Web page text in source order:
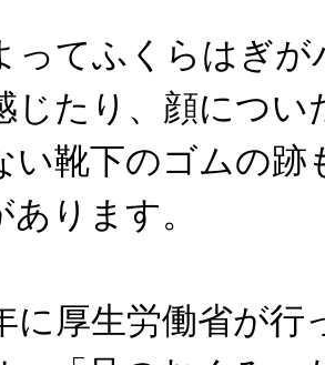
ってふくらはぎ
じたり、顔につい
い靴下のゴムの跡
ります。
に厚生労働省が行